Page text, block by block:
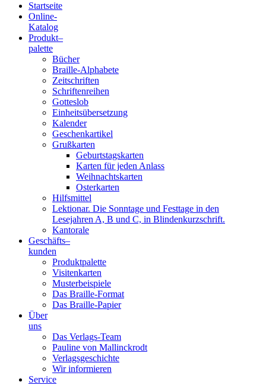
Blindenschrift-
Verlag
Druckerei
gGmbH
Startseite
Online-
Katalog
Produkt–
palette
Bücher
Braille-Alphabete
Zeitschriften
Schriftenreihen
Gotteslob
Einheitsübersetzung
Kalender
Geschenkartikel
Grußkarten
Geburtstagskarten
Karten für jeden Anlass
Weihnachtskarten
Osterkarten
Hilfsmittel
Lektionar. Die Sonntage und Festtage in den
Lesejahren A, B und C, in Blindenkurzschrift.
Kantorale
Geschäfts­–
kunden
Produktpalette
Visitenkarten
Musterbeispiele
Das Braille-Format
Das Braille-Papier
Über
uns
Das Verlags-Team
Pauline von Mallinckrodt
Verlagsgeschichte
Wir informieren
Service